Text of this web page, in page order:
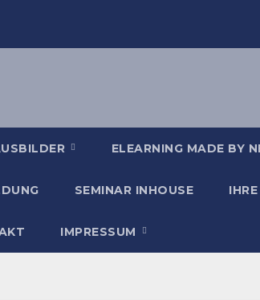
ELEARNING MADE BY
SEMINAR INHOUSE
IMPRESSUM